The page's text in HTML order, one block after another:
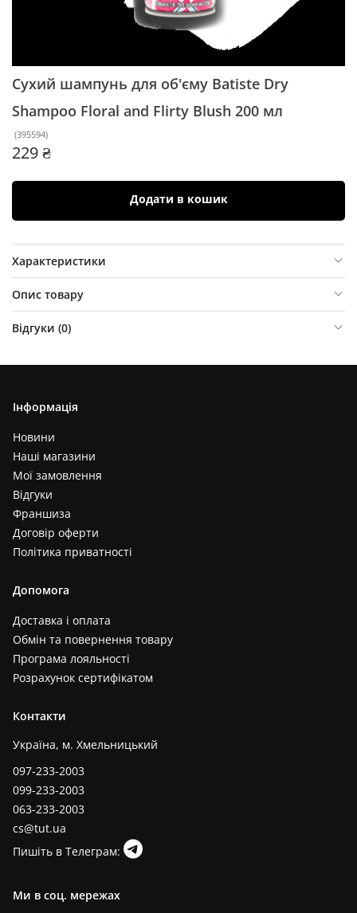
Сухий шампунь для об'єму Batiste Dry
Shampoo Floral and Flirty Blush 200 мл
(395594)
229 ₴
Додати в кошик
Характеристики
Опис товару
Відгуки (0)
Інформація
Новини
Наші магазини
Мої замовлення
Відгуки
Франшиза
Договір оферти
Політика приватності
Допомога
Доставка і оплата
Обмін та повернення товару
Програма лояльності
Розрахунок сертифікатом
Контакти
Україна, м. Хмельницький
097-233-2003
099-233-2003
063-233-2003
cs@tut.ua
Пишіть в Телеграм:
Ми в соц. мережах